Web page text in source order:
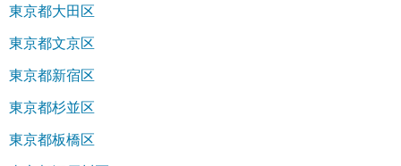
東京都大田区
東京都文京区
東京都新宿区
東京都杉並区
東京都板橋区